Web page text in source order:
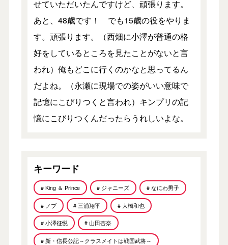
せていただいたんですけど、頑張ります。
あと、48歳です！ でも15歳の役をやりま
す。頑張ります。（西畑に小澤が普通の格
好をしているところを見たことがないと言
われ）俺もどこに行くのかなと思ってるん
だよね。（永瀬に現場での姿がいい意味で
記憶にこびりつくと言われ）キンプリの記
憶にこびりつくんだったらうれしいよな。
キーワード
# King ＆ Prince # ジャニーズ # なにわ男子
# ノブ # 三浦翔平 # 大橋和也
# 小澤征悦 # 山田杏奈
# 新・信長公記～クラスメイトは戦国武将～